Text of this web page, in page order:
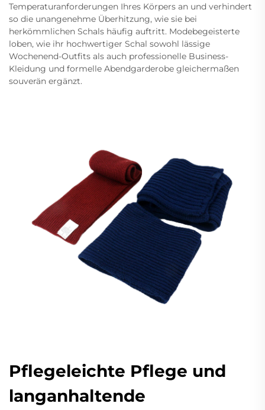
Temperaturanforderungen Ihres Körpers an und verhindert
so die unangenehme Überhitzung, wie sie bei
herkömmlichen Schals häufig auftritt. Modebegeisterte
loben, wie ihr hochwertiger Schal sowohl lässige
Wochenend-Outfits als auch professionelle Business-
Kleidung und formelle Abendgarderobe gleichermaßen
souverän ergänzt.
Pflegeleichte Pflege und
langanhaltende